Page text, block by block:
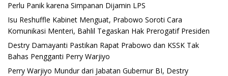
Perlu Panik karena Simpanan Dijamin LPS
Isu Reshuffle Kabinet Menguat, Prabowo Soroti Cara
Komunikasi Menteri, Bahlil Tegaskan Hak Prerogatif Presiden
Destry Damayanti Pastikan Rapat Prabowo dan KSSK Tak
Bahas Pengganti Perry Warjiyo
Perry Warjiyo Mundur dari Jabatan Gubernur BI, Destry